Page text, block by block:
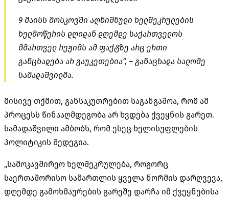
9 მაისს მოსკოვში აღნიშნული ხელშეკრულების
ხელმოწერის დღიდან დღემდე საქართველოს
მმართველ რეჟიმს ამ ფაქტზე არც ერთი
განცხადება არ გაუკეთებია“, – განაცხადა სალომე
სამადაშვილმა.
მისივე თქმით, განსაკუთრებით საგანგაშოა, რომ ამ
პროცესს წინააღმდეგობა არ ხვდება ქვეყნის გარეთ.
სამადაშვილი ამბობს, რომ ესეც ხელისუფლების
პოლიტიკის შედეგია.
„სამოკავშირეო ხელშეკრულება, როგორც
საერთაშორისო სამართლის ყველა ნორმის დარღვევა,
დღემდე გამოხმაურების გარეშე დარჩა იმ ქვეყნებისა